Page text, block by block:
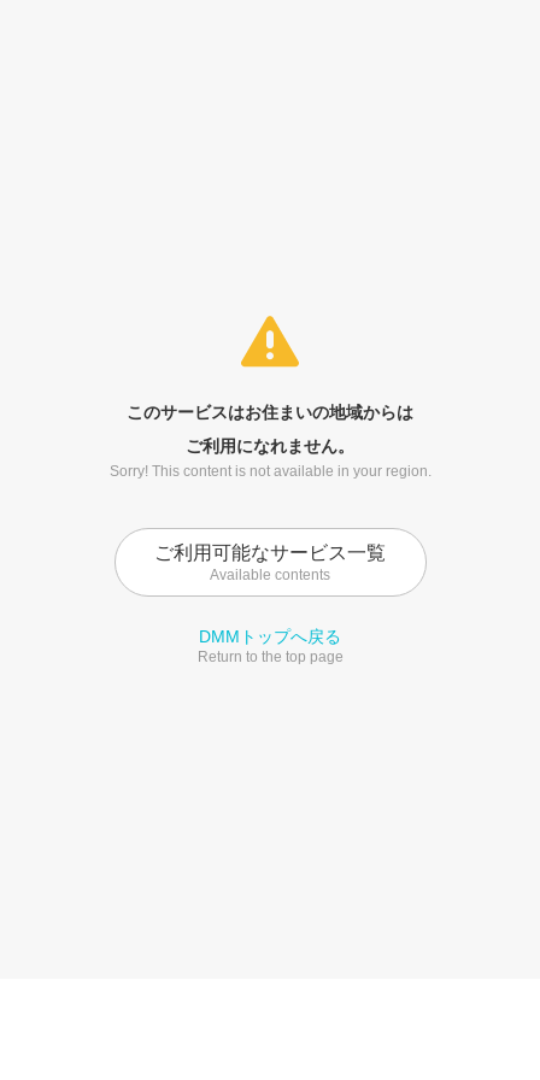
このサービスはお住まいの地域からは
ご利用になれません。
Sorry! This content is not available in your region.
ご利用可能なサービス一覧
Available contents
DMMトップへ戻る
Return to the top page